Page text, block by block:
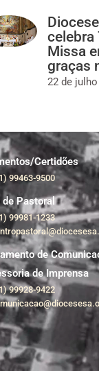
celebra
Missa
graças
22 de
Certidões
99463-9500
de Pastoral
99981-1233
de
de Imprensa
99928-9422